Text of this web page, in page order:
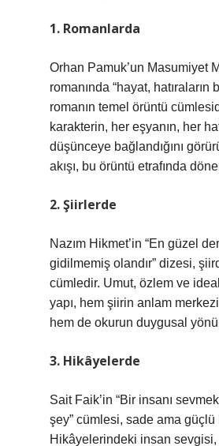
1. Romanlarda
Orhan Pamuk’un Masumiyet
romanında “hayat, hatıraların
romanın temel örüntü
karakterin, her eşyanın, her
düşünceye bağlandığını
akışı, bu örüntü etrafında
2. Şiirlerde
Nazım Hikmet’in “En güzel
gidilmemiş olandır” dizesi,
cümledir. Umut, özlem ve
yapı, hem şiirin anlam
hem de okurun duygusal
3. Hikâyelerde
Sait Faik’in “Bir insanı
şey” cümlesi, sade ama güçlü
Hikâyelerindeki insan